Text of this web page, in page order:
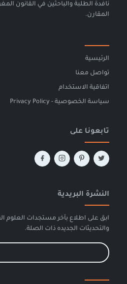
نافدة الطلبة والباحثين في القانون
المقارن.
الرئيسية
تواصل معنا
اتفاقية الاستخدام
سياسة الخصوصية - Privacy Policy
تابعونا على
النشرة البريدية
ابق على اطلاع بآخر مستجدات العلوم
والتحديثات الجديده ذات الصلة.